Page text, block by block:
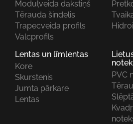
Moduļveida dakstiņš
Tērauda šindelis
Trapecveida profils
Valcprofils
Lentas un līmlentas
Kore
Skurstenis
Jumta pārkare
Lentas
PVC